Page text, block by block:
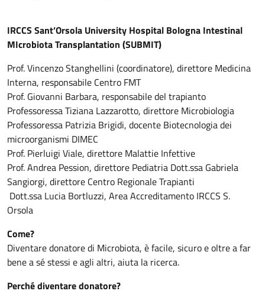
IRCCS Sant’Orsola University Hospital Bologna Intestinal
MIcrobiota Transplantation (SUBMIT)
Prof. Vincenzo Stanghellini (coordinatore), direttore Medicina
Interna, responsabile Centro FMT
Prof. Giovanni Barbara, responsabile del trapianto
Professoressa Tiziana Lazzarotto, direttore Microbiologia
Professoressa Patrizia Brigidi, docente Biotecnologia dei
microorganismi DIMEC
Prof. Pierluigi Viale, direttore Malattie Infettive
Prof. Andrea Pession, direttore Pediatria Dott.ssa Gabriela
Sangiorgi, direttore Centro Regionale Trapianti
Dott.ssa Lucia Bortluzzi, Area Accreditamento IRCCS S.
Orsola
Come?
Diventare donatore di Microbiota, è facile, sicuro e oltre a far
bene a sé stessi e agli altri, aiuta la ricerca.
Perché diventare donatore?